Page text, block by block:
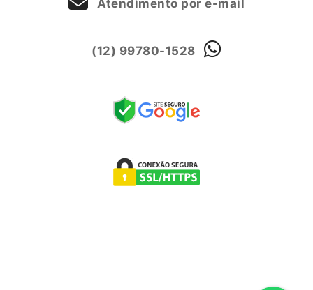
Atendimento por e-mail
(12) 99780-1528